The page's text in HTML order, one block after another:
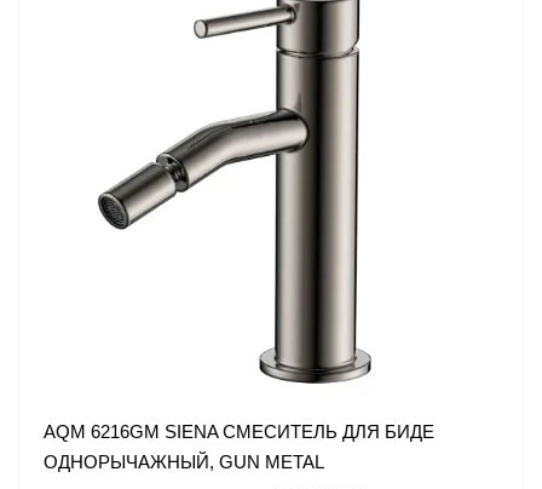
AQM 6216GM SIENA СМЕСИТЕЛЬ ДЛЯ БИДЕ
ОДНОРЫЧАЖНЫЙ, GUN METAL